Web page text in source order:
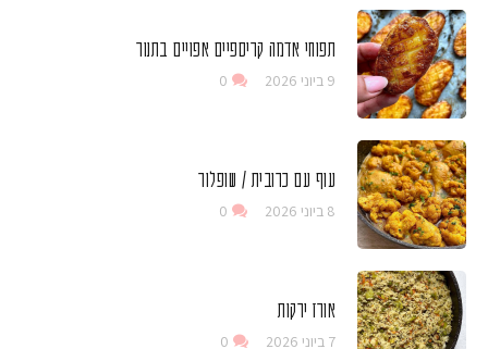
תפוחי אדמה קריספיים אפויים בתנור
9 ביוני 2026 0
עוף עם כרובית / שופלור
8 ביוני 2026 0
אורז ירקות
7 ביוני 2026 0